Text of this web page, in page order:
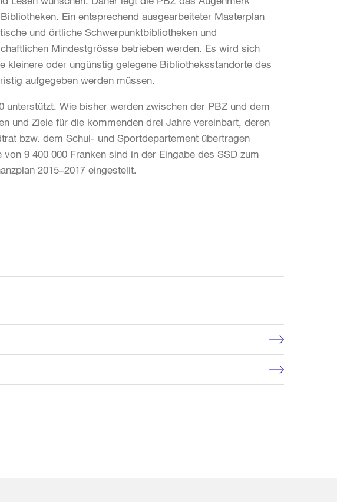
Ein entsprechend ausgearbeiteter Masterplan
und örtliche Schwerpunktbibliotheken und
Mindestgrösse betrieben werden. Es wird sich
kleinere oder ungünstig gelegene Bibliotheksstandorte des
aufgegeben werden müssen.
unterstützt. Wie bisher werden zwischen der PBZ und dem
und Ziele für die kommenden drei Jahre vereinbart, deren
bzw. dem Schul- und Sportdepartement übertragen
9 400 000 Franken sind in der Eingabe des SSD zum
2015–2017 eingestellt.